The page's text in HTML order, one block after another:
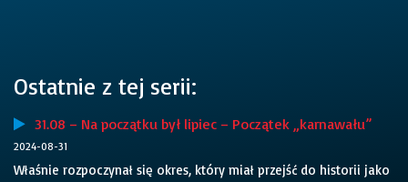
Ostatnie z tej serii:
31.08 – Na początku był lipiec – Początek „karnawału”
2024-08-31
Właśnie rozpoczynał się okres, który miał przejść do historii jako